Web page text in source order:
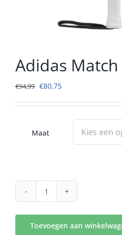
Adidas
€94,99 Oorspronkelijke
was:
€80,75Huidige
is:
€80,75.
Maat
Adidas
3.4
Toevoegen aan